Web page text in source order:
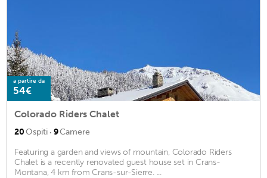
a partire da
54€
Colorado Riders Chalet
20Ospiti · 9Camere
Featuring a garden and views of mountain, Colorado Riders
Chalet is a recently renovated guest house set in Crans-
Montana, 4 km from Crans-sur-Sierre. ...